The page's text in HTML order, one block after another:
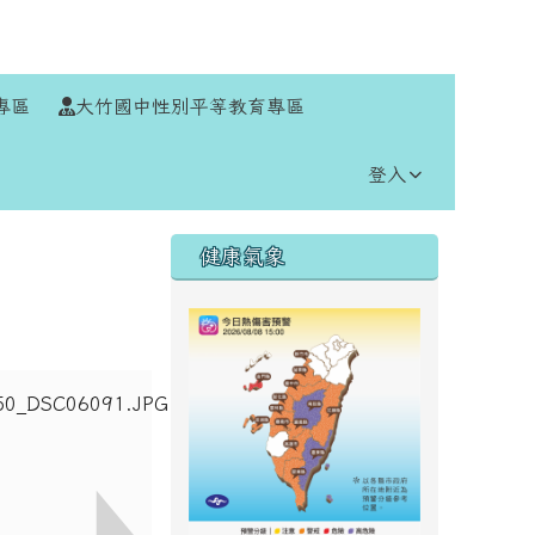
區 大竹國中性別平等教育專區
登入
右邊區域內容
健康氣象